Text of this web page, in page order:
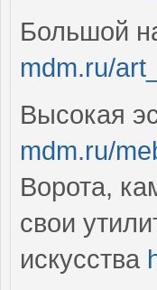
Большой
mdm.ru/
Высокая
mdm.ru/
Ворота,
свои
искусства